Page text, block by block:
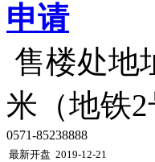
申请
售楼处地
米（地铁
0571-85238888
最新开盘 2019-12-21